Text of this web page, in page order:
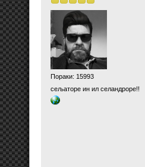
Пораки: 15993
сељаторе ин ил селандроре!!